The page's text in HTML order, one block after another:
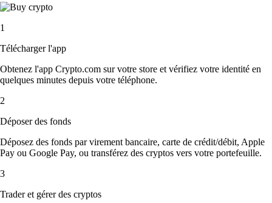
1
Télécharger l'app
Obtenez l'app Crypto.com sur votre store et vérifiez votre identité en
quelques minutes depuis votre téléphone.
2
Déposer des fonds
Déposez des fonds par virement bancaire, carte de crédit/débit, Apple
Pay ou Google Pay, ou transférez des cryptos vers votre portefeuille.
3
Trader et gérer des cryptos